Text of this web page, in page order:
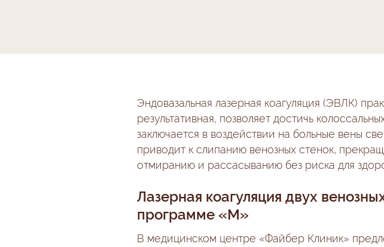
Эндовазальная лазерная коагуляция (ЭВЛК)
результативная, позволяет достичь
заключается в воздействии на больные вены
приводит к слипанию венозных стенок,
отмиранию и рассасыванию без риска для
Лазерная коагуляция двух
программе «М»
В медицинском центре «Файбер Клиник»